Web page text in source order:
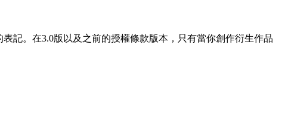
記。在3.0版以及之前的授權條款版本，只有當你創作衍生作品